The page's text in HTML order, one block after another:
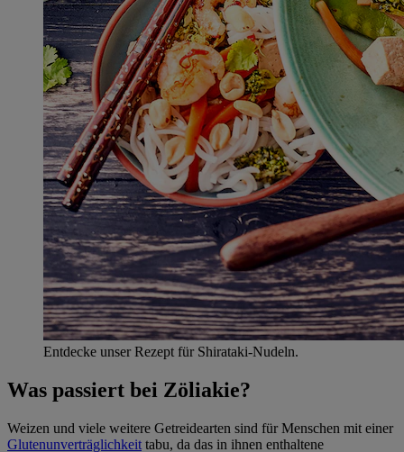
Entdecke unser Rezept für Shirataki-Nudeln.
Was passiert bei Zöliakie?
Weizen und viele weitere Getreidearten sind für Menschen mit einer
Glutenunverträglichkeit tabu, da das in ihnen enthaltene